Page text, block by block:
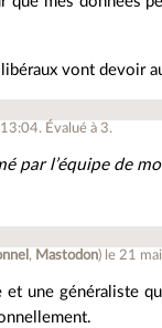
vont devoir
. Évalué à 3.
par l’équipe de
, Mastodon) le 21
et une généraliste